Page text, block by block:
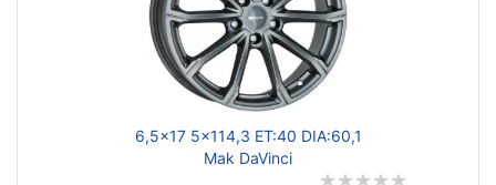
6,5x17 5x114,3 ET:40 DIA:60,1
Mak DaVinci